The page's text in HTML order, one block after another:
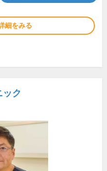
細をみる
ック